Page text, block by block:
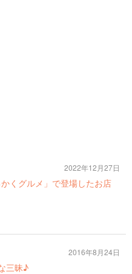
くグルメ」で登場したお店
2022年12月27日
三昧♪
2016年8月24日